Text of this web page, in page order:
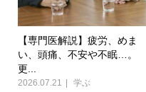
【専門医解説】疲労、めま
い、頭痛、不安や不眠…。
更...
2026.07.21 学ぶ